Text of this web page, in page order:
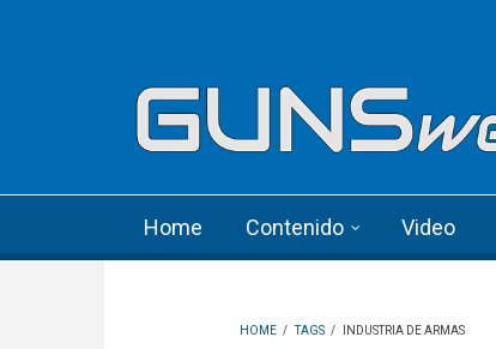
Home Contenido Video
HOME / TAGS / INDUSTRIA DE ARMAS